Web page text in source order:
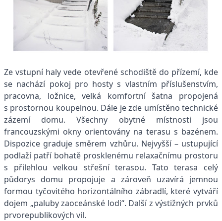
Ze vstupní haly vede otevřené schodiště do přízemí, kde
se nachází pokoj pro hosty s vlastním příslušenstvím,
pracovna, ložnice, velká komfortní šatna propojená
s prostornou koupelnou. Dále je zde umístěno technické
zázemí domu. Všechny obytné místnosti jsou
francouzskými okny orientovány na terasu s bazénem.
Dispozice graduje směrem vzhůru. Nejvyšší – ustupující
podlaží patří bohatě prosklenému relaxačnímu prostoru
s přilehlou velkou střešní terasou. Tato terasa celý
půdorys domu propojuje a zároveň uzavírá jemnou
formou tyčovitého horizontálního zábradlí, které vytváří
dojem „paluby zaoceánské lodi“. Další z výstižných prvků
prvorepublikových vil.